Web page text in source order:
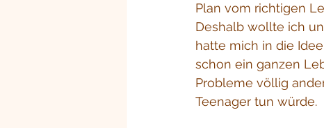
Plan vom richtigen
Deshalb wollte ich
hatte mich in die
schon ein ganzen
Probleme völlig
Teenager tun würde.